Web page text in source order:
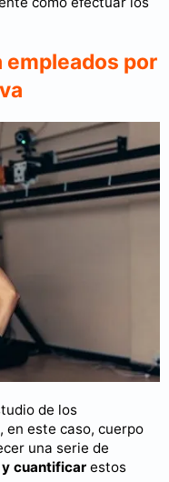
empleados por
de los
en este caso, cuerpo
una serie de
cuantificar estos